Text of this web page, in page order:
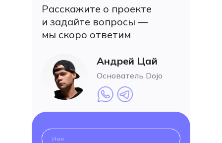
Андрей Цай
Основатель Dojo
Расскажите о проекте
и задайте вопросы —
мы скоро ответим